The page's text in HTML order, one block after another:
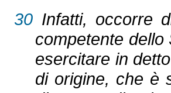
30 Infatti, occorre
competente
esercitare in
di origine, che è